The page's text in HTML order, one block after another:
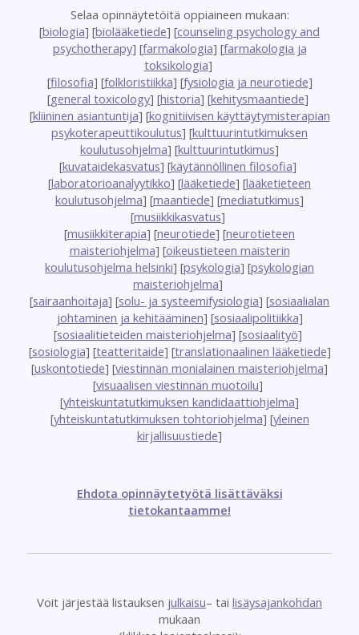
Selaa opinnäytetöitä oppiaineen mukaan:
[biologia] [biolääketiede] [counseling psychology and
psychotherapy] [farmakologia] [farmakologia ja
toksikologia]
[filosofia] [folkloristiikka] [fysiologia ja neurotiede]
[general toxicology] [historia] [kehitysmaantiede]
[kliininen asiantuntija] [kognitiivisen käyttäytymisterapian
psykoterapeuttikoulutus] [kulttuurintutkimuksen
koulutusohjelma] [kulttuurintutkimus]
[kuvataidekasvatus] [käytännöllinen filosofia]
[laboratorioanalyytikko] [lääketiede] [lääketieteen
koulutusohjelma] [maantiede] [mediatutkimus]
[musiikkikasvatus]
[musiikkiterapia] [neurotiede] [neurotieteen
maisteriohjelma] [oikeustieteen maisterin
koulutusohjelma helsinki] [psykologia] [psykologian
maisteriohjelma]
[sairaanhoitaja] [solu- ja systeemifysiologia] [sosiaalialan
johtaminen ja kehitääminen] [sosiaalipolitiikka]
[sosiaalitieteiden maisteriohjelma] [sosiaalityö]
[sosiologia] [teatteritaide] [translationaalinen lääketiede]
[uskontotiede] [viestinnän monialainen maisteriohjelma]
[visuaalisen viestinnän muotoilu]
[yhteiskuntatutkimuksen kandidaattiohjelma]
[yhteiskuntatutkimuksen tohtoriohjelma] [yleinen
kirjallisuustiede]
Ehdota opinnäytetyötä lisättäväksi
tietokantaamme!
Voit järjestää listauksen julkaisu– tai lisäysajankohdan
mukaan